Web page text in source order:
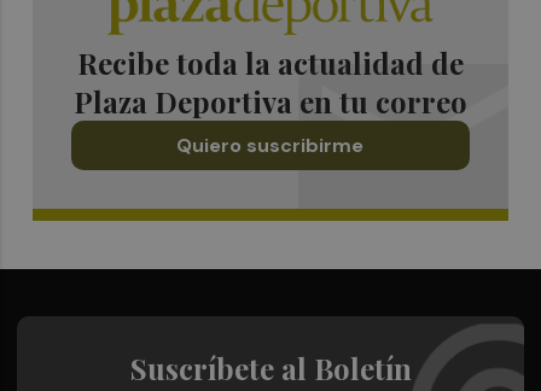
Recibe toda la actualidad de
Plaza Deportiva en tu correo
Quiero suscribirme
Suscríbete al Boletín